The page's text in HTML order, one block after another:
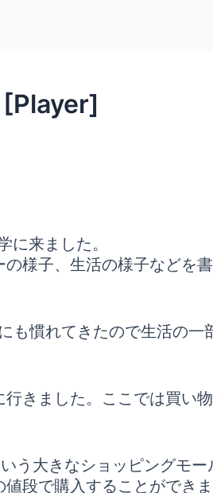
来ました。
様子、生活の様子などを書
も慣れてきたので生活の一
きました。ここでは買い
う大きなショッピングモー
段で購入することができま